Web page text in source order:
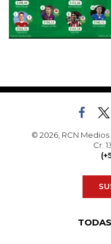
© 2026, RCN
Cr.